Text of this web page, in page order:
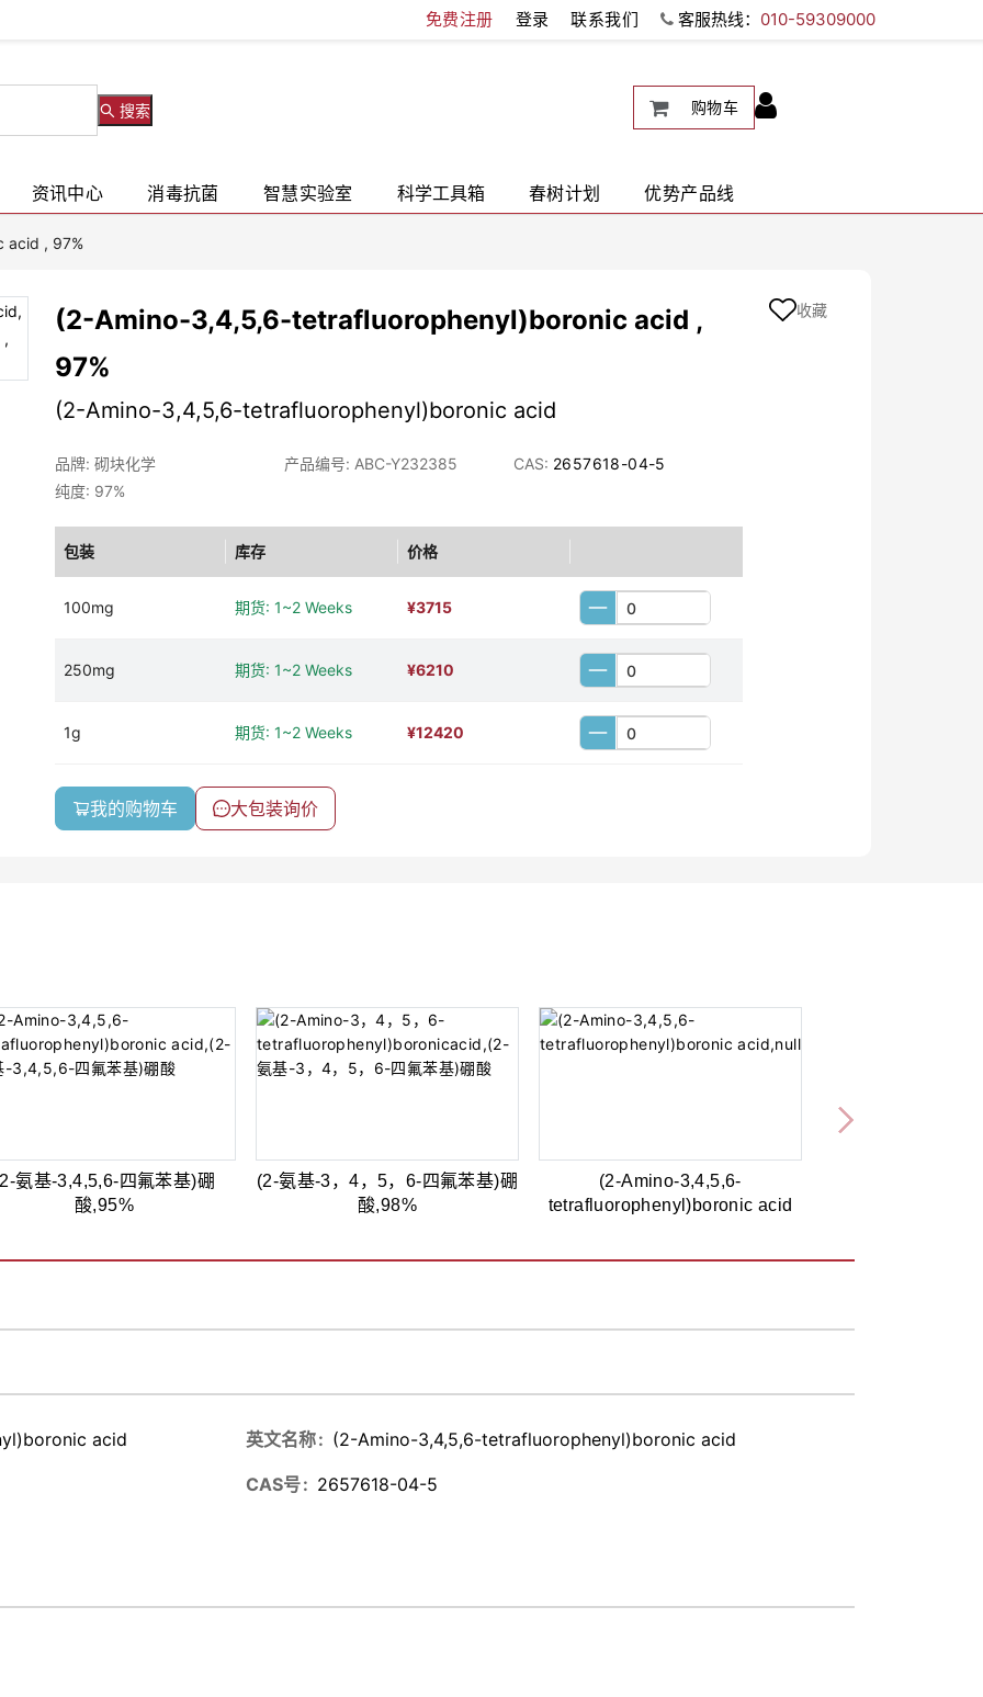
免费注册 登录 联系我们 客服热线： 010-59309000
搜索 购物车
资讯中心 消毒抗菌 智慧实验室 科学工具箱 春树计划 优势产品线
acid , 97%
(2-Amino-3,4,5,6-tetrafluorophenyl)boronic acid ,
97%
(2-Amino-3,4,5,6-tetrafluorophenyl)boronic acid
品牌: 砌块化学 产品编号: ABC-Y232385 CAS: 2657618-04-5
纯度: 97%
包装 库存 价格
100mg 期货: 1~2 Weeks ¥3715
250mg 期货: 1~2 Weeks ¥6210
1g 期货: 1~2 Weeks ¥12420
我的购物车 大包装询价
收藏
氨基-3,4,5,6-四氟苯基)硼
酸,95%
(2-氨基-3，4，5，6-四氟苯基)硼
酸,98%
(2-Amino-3,4,5,6-
tetrafluorophenyl)boronic acid
acid 英文名称 (2-Amino-3,4,5,6-tetrafluorophenyl)boronic acid
CAS号 2657618-04-5